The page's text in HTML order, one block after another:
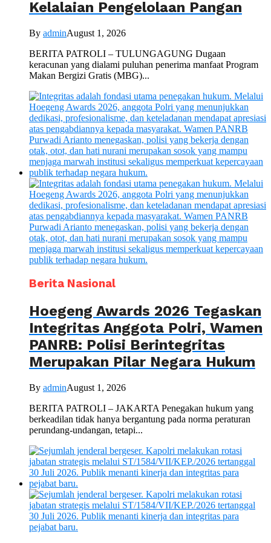
Kelalaian Pengelolaan Pangan
By adminAugust 1, 2026
BERITA PATROLI – TULUNGAGUNG Dugaan
keracunan yang dialami puluhan penerima manfaat Program
Makan Bergizi Gratis (MBG)...
Berita Nasional
Hoegeng Awards 2026 Tegaskan
Integritas Anggota Polri, Wamen
PANRB: Polisi Berintegritas
Merupakan Pilar Negara Hukum
By adminAugust 1, 2026
BERITA PATROLI – JAKARTA Penegakan hukum yang
berkeadilan tidak hanya bergantung pada norma peraturan
perundang-undangan, tetapi...